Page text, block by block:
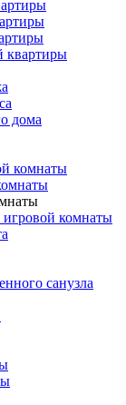
квартиры
дома
комнаты
игровой комнаты
санузла